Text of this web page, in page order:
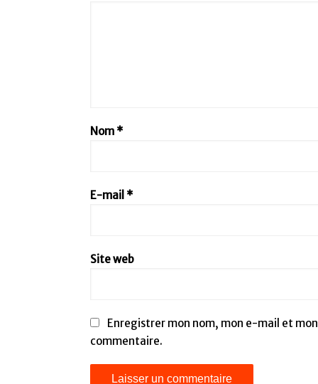
Nom *
E-mail *
Site web
Enregistrer mon nom, mon e-mail et
commentaire.